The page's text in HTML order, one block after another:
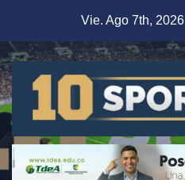
Vie. Ago 7th, 2026